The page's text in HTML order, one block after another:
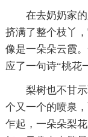
在去奶奶家
挤满了整个枝丫
像是一朵朵云霞
应了一句诗“桃花
梨树也不甘
个又一个的喷泉
乍起，一朵朵梨